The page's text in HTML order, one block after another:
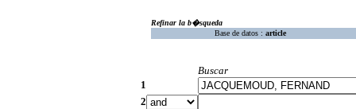
Refinar la b�squeda
Base de datos : article
Buscar
1
2